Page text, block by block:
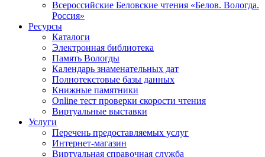
Всероссийские Беловские чтения «Белов. Вологда.
Россия»
Ресурсы
Каталоги
Электронная библиотека
Память Вологды
Календарь знаменательных дат
Полнотекстовые базы данных
Книжные памятники
Online тест проверки скорости чтения
Виртуальные выставки
Услуги
Перечень предоставляемых услуг
Интернет-магазин
Виртуальная справочная служба